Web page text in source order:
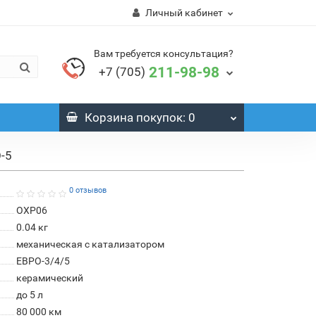
Личный кабинет
Вам требуется консультация?
+7 (705) 211-98-98
Корзина покупок: 0
5
0 отзывов
OXP06
0.04кг
механическая с катализатором
ЕВРО-3/4/5
керамический
до 5 л
80 000 км